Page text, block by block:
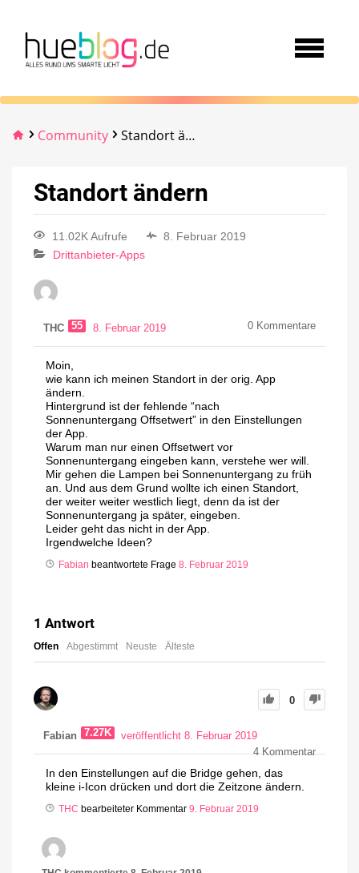
Community Standort ändern
Standort ändern
11.02K Aufrufe
8. Februar 2019
Drittanbieter-Apps
THC 55 8. Februar 2019 0 Kommentare
Moin,
wie kann ich meinen Standort in der orig. App
ändern.
Hintergrund ist der fehlende “nach
Sonnenuntergang Offsetwert” in den Einstellungen
der App.
Warum man nur einen Offsetwert vor
Sonnenuntergang eingeben kann, verstehe wer will.
Mir gehen die Lampen bei Sonnenuntergang zu früh
an. Und aus dem Grund wollte ich einen Standort,
der weiter weiter westlich liegt, denn da ist der
Sonnenuntergang ja später, eingeben.
Leider geht das nicht in der App.
Irgendwelche Ideen?
Fabian beantwortete Frage 8. Februar 2019
1 Antwort
Offen Abgestimmt Neuste Älteste
0
Fabian 7.27K
veröffentlicht 8. Februar 2019
4Kommentar
In den Einstellungen auf die Bridge gehen, das
kleine i-Icon drücken und dort die Zeitzone ändern.
THC bearbeiteter Kommentar 9. Februar 2019